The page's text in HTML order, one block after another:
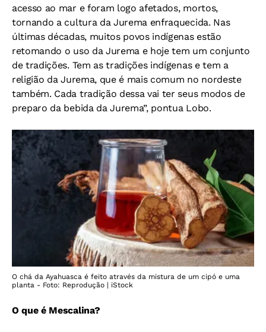
acesso ao mar e foram logo afetados, mortos,
tornando a cultura da Jurema enfraquecida. Nas
últimas décadas, muitos povos indígenas estão
retomando o uso da Jurema e hoje tem um conjunto
de tradições. Tem as tradições indígenas e tem a
religião da Jurema, que é mais comum no nordeste
também. Cada tradição dessa vai ter seus modos de
preparo da bebida da Jurema”, pontua Lobo.
O chá da Ayahuasca é feito através da mistura de um cipó e uma
planta - Foto: Reprodução | iStock
O que é Mescalina?